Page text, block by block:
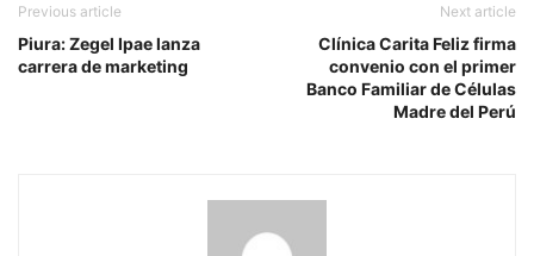
Previous article
Piura: Zegel Ipae lanza
carrera de marketing
Next article
Clínica Carita Feliz firma
convenio con el primer
Banco Familiar de Células
Madre del Perú